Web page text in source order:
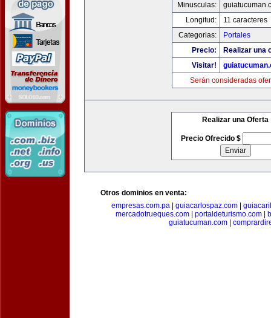
Minusculas:
Longitud:
11 caracteres
Categorias:
Portales
Precio:
Realizar una
Visitar!
Serán consideradas
Realizar una Oferta
Precio Ofrecido $
Otros dominios en venta:
empresas.com.pa| guiacarlospaz.com|
mercadotrueques.com| portaldeturismo.com|
guiatucuman.com